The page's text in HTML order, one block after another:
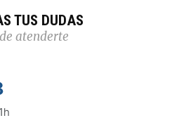
TUS DUDAS
atenderte